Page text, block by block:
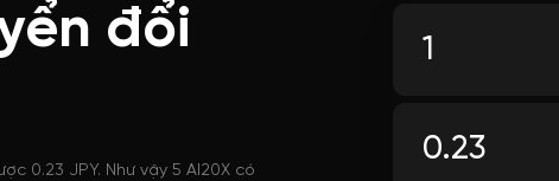
đổi
0.23 JPY. Như vậy 5 AI20X có